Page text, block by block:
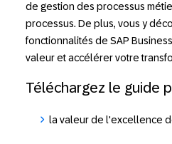
de gestion des processus
processus. De plus, vous y
fonctionnalités de SAP
valeur et accélérer votre
Téléchargez le guide
la valeur de l'excellence